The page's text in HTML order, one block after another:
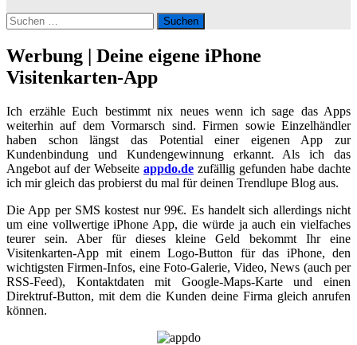
Suchen
nach:
Werbung | Deine eigene iPhone
Visitenkarten-App
Ich erzähle Euch bestimmt nix neues wenn ich sage das Apps
weiterhin auf dem Vormarsch sind. Firmen sowie Einzelhändler
haben schon längst das Potential einer eigenen App zur
Kundenbindung und Kundengewinnung erkannt. Als ich das
Angebot auf der Webseite appdo.de zufällig gefunden habe dachte
ich mir gleich das probierst du mal für deinen Trendlupe Blog aus.
Die App per SMS kostest nur 99€. Es handelt sich allerdings nicht
um eine vollwertige iPhone App, die würde ja auch ein vielfaches
teurer sein. Aber für dieses kleine Geld bekommt Ihr eine
Visitenkarten-App mit einem Logo-Button für das iPhone, den
wichtigsten Firmen-Infos, eine Foto-Galerie, Video, News (auch per
RSS-Feed), Kontaktdaten mit Google-Maps-Karte und einen
Direktruf-Button, mit dem die Kunden deine Firma gleich anrufen
können.